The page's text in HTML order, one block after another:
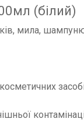
(білий)
мила,